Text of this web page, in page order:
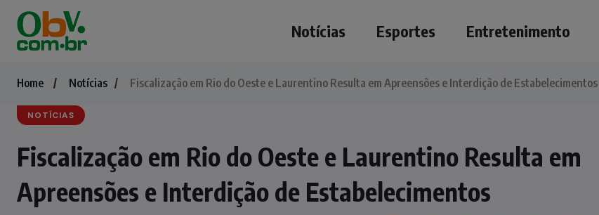
Notícias Esportes Entretenimento
Home Notícias Fiscalização em Rio do Oeste e Laurentino Resulta em Apreensões e Interdição de Estabelecimentos
NOTÍCIAS
Fiscalização em Rio do Oeste e Laurentino Resulta em
Apreensões e Interdição de Estabelecimentos